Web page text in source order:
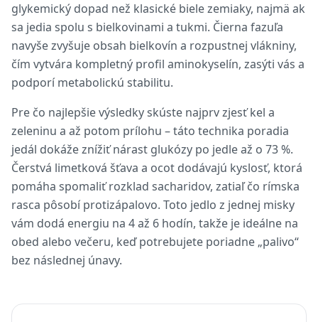
glykemický dopad než klasické biele zemiaky, najmä ak
sa jedia spolu s bielkovinami a tukmi. Čierna fazuľa
navyše zvyšuje obsah bielkovín a rozpustnej vlákniny,
čím vytvára kompletný profil aminokyselín, zasýti vás a
podporí metabolickú stabilitu.
Pre čo najlepšie výsledky skúste najprv zjesť kel a
zeleninu a až potom prílohu – táto technika poradia
jedál dokáže znížiť nárast glukózy po jedle až o 73 %.
Čerstvá limetková šťava a ocot dodávajú kyslosť, ktorá
pomáha spomaliť rozklad sacharidov, zatiaľ čo rímska
rasca pôsobí protizápalovo. Toto jedlo z jednej misky
vám dodá energiu na 4 až 6 hodín, takže je ideálne na
obed alebo večeru, keď potrebujete poriadne „palivo“
bez následnej únavy.